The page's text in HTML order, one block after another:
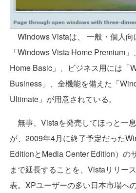
Windows Vistaは、 一般・個人
「Windows Vista Home Premium
Home Basic」、ビジネス用には「
Business」、全機能を備えた「
Ultimate」が用意されている。
無事、Vistaを発売してほっと一
が、2009年4月に終了予定だった
EditionとMedia Center Edition）の
まで延長することを、Vistaリリー
表。XPユーザーの多い日本市場へ